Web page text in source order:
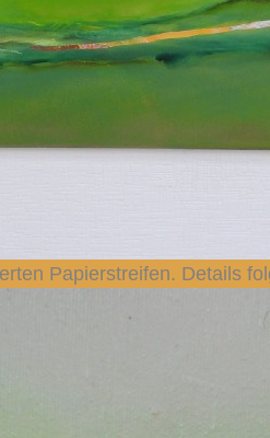
Papierstreifen. Details